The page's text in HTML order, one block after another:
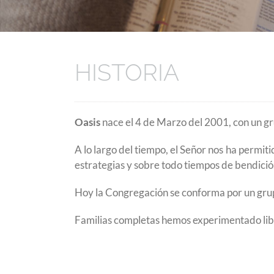
HISTORIA
Oasisnace el 4 de Marzo del 2001, con un
A lo largo del tiempo, el Señor nos ha
estrategias y sobre todo tiempos de
Hoy la Congregación se conforma por un
Familias completas hemos experimentado